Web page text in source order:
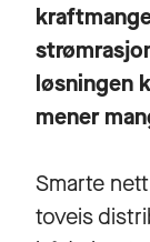
løsningen
mener
Smarte
toveis